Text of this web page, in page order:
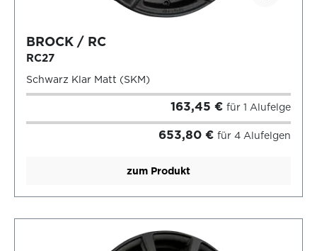
BROCK / RC
RC27
Schwarz Klar Matt (SKM)
163,45 € für 1 Alufelge
653,80 € für 4 Alufelgen
zum Produkt